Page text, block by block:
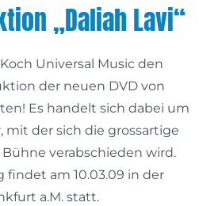
„Daliah Lavi“
Universal Music den
der neuen DVD von
Es handelt sich dabei um
mit der sich die grossartige
verabschieden wird.
findet am 10.03.09 in der
a.M. statt.